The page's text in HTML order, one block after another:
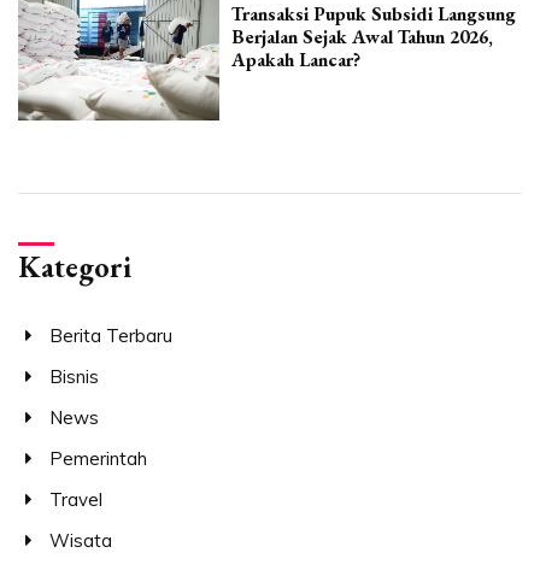
Transaksi Pupuk Subsidi Langsung
Berjalan Sejak Awal Tahun 2026,
Apakah Lancar?
Kategori
Berita Terbaru
Bisnis
News
Pemerintah
Travel
Wisata